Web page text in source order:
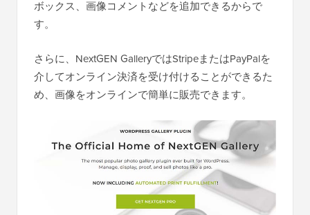
ボックス、画像コメントなどを追加できるからで
す。
さらに、NextGEN GalleryではStripeまたはPayPalを
介してオンライン決済を受け付けることができるた
め、画像をオンラインで簡単に販売できます。